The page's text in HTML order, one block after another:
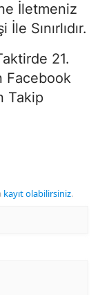
İletmeniz
Sınırlıdır.
21.
Facebook
Takip
kayıt olabilirsiniz.